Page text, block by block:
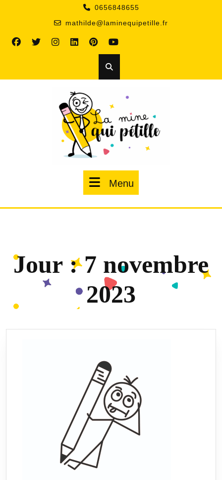
0656848655
mathilde@laminequipetille.fr
Menu
Jour :7 novembre
2023